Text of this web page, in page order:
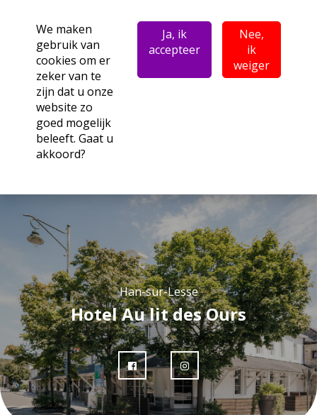
We maken
gebruik van
cookies om er
zeker van te
zijn dat u onze
website zo
goed mogelijk
beleeft. Gaat u
akkoord?
Ja, ik
accepteer
Nee,
ik
weiger
Han-sur-Lesse
Hotel Au lit des Ours